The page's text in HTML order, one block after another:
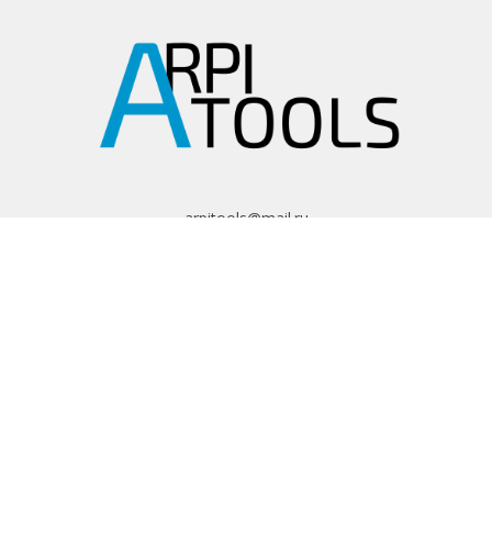
arpitools@mail.ru